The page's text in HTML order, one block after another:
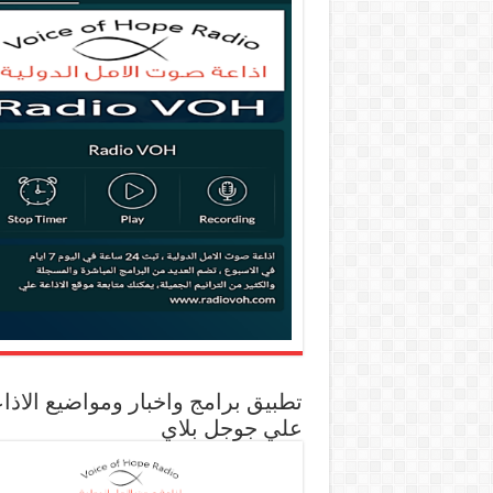
تطبيق برامج واخبار ومواضيع
علي جوجل بلاي